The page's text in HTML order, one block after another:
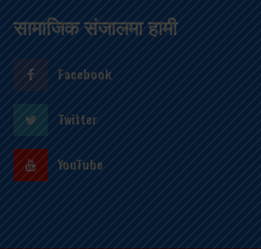
सामाजिक संजालमा हामी
Facebook
Twitter
YouTube